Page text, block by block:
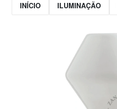
INÍCIO ILUMINAÇÃO